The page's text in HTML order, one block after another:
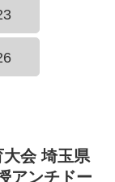
会 埼玉県
アンチドー